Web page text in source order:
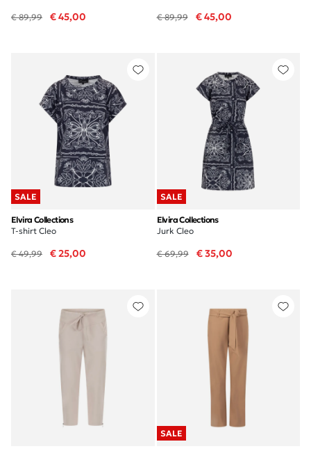
€ 89,99 € 45,00 € 89,99 € 45,00
SALE
Elvira Collections
T-shirt Cleo
€ 49,99 € 25,00
SALE
Elvira Collections
Jurk Cleo
€ 69,99 € 35,00
SALE